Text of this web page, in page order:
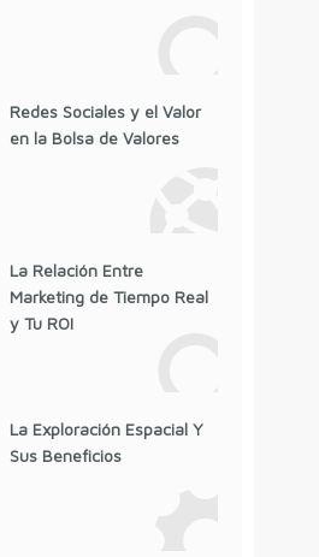
Redes Sociales y el Valor
en la Bolsa de Valores
La Relación Entre
Marketing de Tiempo Real
y Tu ROI
La Exploración Espacial Y
Sus Beneficios